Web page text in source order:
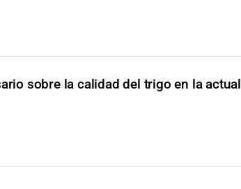
sobre la calidad del trigo en la actual